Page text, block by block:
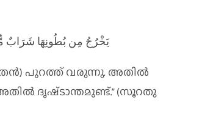
يَخْرُجُ مِن بُطُونِهَا شَرَابٌ
പുറത്ത്‌ വരുന്നു. അതില്‍
ദൃഷ്‌ടാന്തമുണ്ട്‌.” (സൂറതു